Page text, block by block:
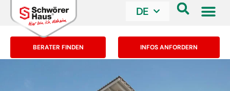
DE
BERATER FINDEN INFOS ANFORDERN